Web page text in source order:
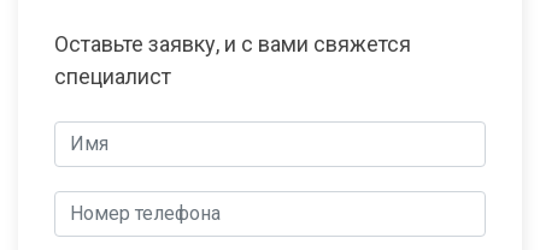
Оставьте заявку, и с вами свяжется
специалист